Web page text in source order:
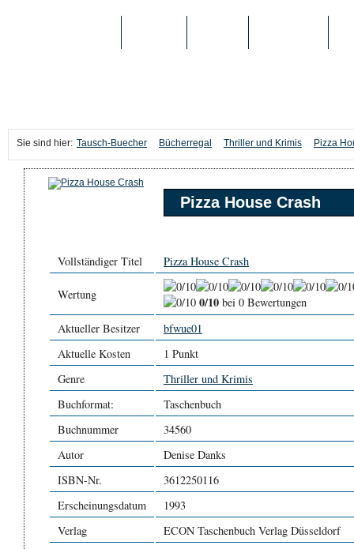
Sie sind hier: Tausch-Buecher Bücherregal Thriller und Krimis Pizza
Pizza House Crash
Vollständiger Titel Pizza House Crash
Wertung 0/10 bei 0 Bewertungen
Aktueller Besitzer
bfwue01
Aktuelle Kosten
1 Punkt
Genre
Thriller und Krimis
Buchformat:
Taschenbuch
Buchnummer
34560
Autor
Denise Danks
ISBN-Nr.
3612250116
Erscheinungsdatum
1993
Verlag
ECON Taschenbuch Verlag Düsseldorf